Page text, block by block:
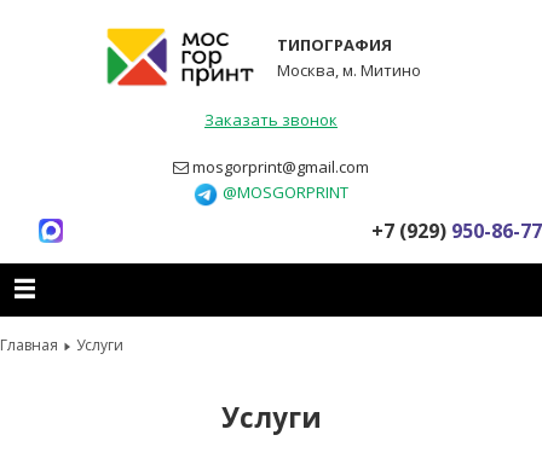
ТИПОГРАФИЯ
Москва, м. Митино
Заказать звонок
mosgorprint@gmail.com
@MOSGORPRINT
+7 (929) 950-86-77
Главная Услуги
Услуги